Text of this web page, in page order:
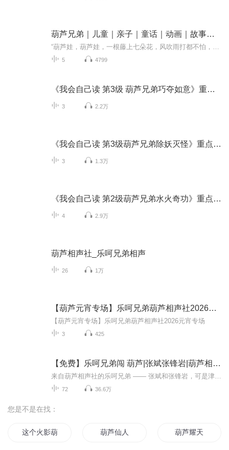
葫芦兄弟｜儿童｜亲子｜童话｜动画｜故事｜3-6岁
5 4799
《我会自己读 第3级 葫芦兄弟巧夺如意》重点字听读
3 2.2万
《我会自己读 第3级葫芦兄弟除妖灭怪》重点字听读练习
3 1.3万
《我会自己读 第2级葫芦兄弟水火奇功》重点字听读练习
4 2.9万
葫芦相声社_乐呵兄弟相声
26 1万
【葫芦元宵专场】乐呵兄弟葫芦相声社2026元宵专场
【葫芦元宵专场】乐呵兄弟葫芦相声社2026元宵专场
3 425
【免费】乐呵兄弟闯 葫芦|张斌张锋岩|葫芦相声社
72 36.6万
您是不是在找：
这个火影葫芦里什么都有葫芦仙人 葫芦耀天